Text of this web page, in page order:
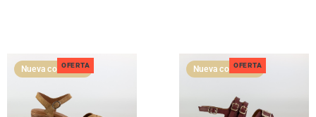
OFERTA OFERTA